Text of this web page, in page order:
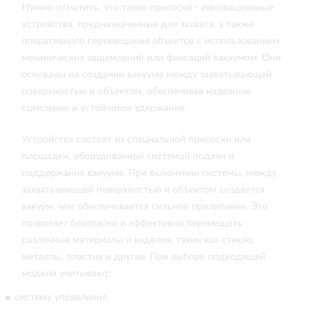
Нужно отметить, что такие присоски - инновационные
устройства, предназначенные для захвата, а также
оперативного перемещения объектов с использованием
механических защемлений или фиксаций вакуумом. Они
основаны на создании вакуума между захватывающей
поверхностью и объектом, обеспечивая надежное
сцепление и устойчивое удержание.
Устройства состоят из специальной присоски или
площадки, оборудованной системой подачи и
поддержания вакуума. При включении системы, между
захватывающей поверхностью и объектом создается
вакуум, чем обеспечивается сильное прилипание. Это
позволяет безопасно и эффективно перемещать
различные материалы и изделия, такие как стекло,
металлы, пластик и другие. При выборе подходящей
модели учитывают:
систему управления;